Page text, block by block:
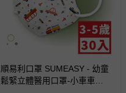
順易利口罩 SUMEASY - 幼童
鬆緊立體醫用口罩-小車車